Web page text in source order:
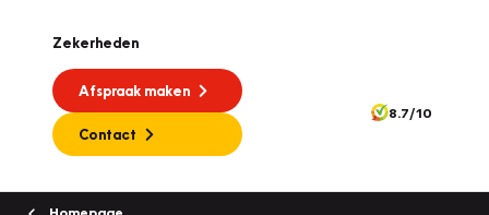
Zekerheden
Afspraak maken
Contact
8.7/10